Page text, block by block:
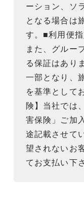
ーション、ソ
となる場合は
す。■利用便
また、グルー
る保証はあり
一部となり、
を基準として
険】当社では
害保険」ご加
途記載させて
望されないお
てお支払い下